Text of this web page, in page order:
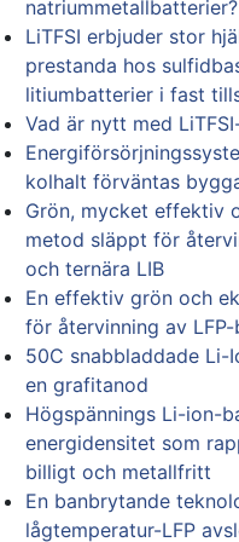
natriummetallbatterier?
LiTFSI erbjuder stor
prestanda hos
litiumbatterier i fast
Vad är nytt med
kolhalt förväntas
Grön, mycket effektiv
metod släppt för
och ternära LIB
En effektiv grön och
för återvinning av
50C snabbladdade Li-
en grafitanod
Högspännings Li-ion-
energidensitet som
billigt och metallfritt
En banbrytande
lågtemperatur-LFP